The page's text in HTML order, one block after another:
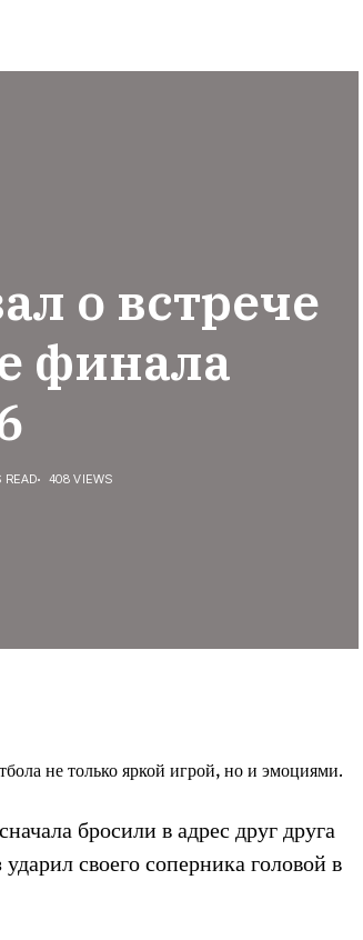
о встрече
финала
READ 408 VIEWS
не только яркой игрой, но и эмоциями.
бросили в адрес друг друга
своего соперника головой в